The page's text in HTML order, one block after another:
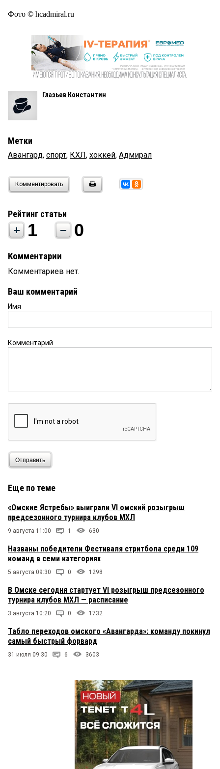
Фото © hcadmiral.ru
Глазьев Константин
Метки
Авангард, спорт, КХЛ, хоккей, Адмирал
Комментировать
Рейтинг статьи
1 0
Комментарии
Комментариев нет.
Ваш комментарий
Имя
Комментарий
Отправить
Еще по теме
«Омские Ястребы» выиграли VI омский розыгрыш
предсезонного турнира клубов МХЛ
9 августа 11:00 1 630
Названы победители Фестиваля стритбола среди 109
команд в семи категориях
5 августа 09:30 0 1298
В Омске сегодня стартует VI розыгрыш предсезонного
турнира клубов МХЛ — расписание
3 августа 10:20 0 1732
Табло переходов омского «Авангарда»: команду покинул
самый быстрый форвард
31 июля 09:30 6 3603